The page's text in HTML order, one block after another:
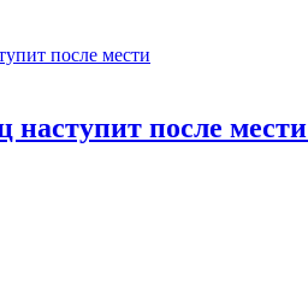
после мести
наступит после мести